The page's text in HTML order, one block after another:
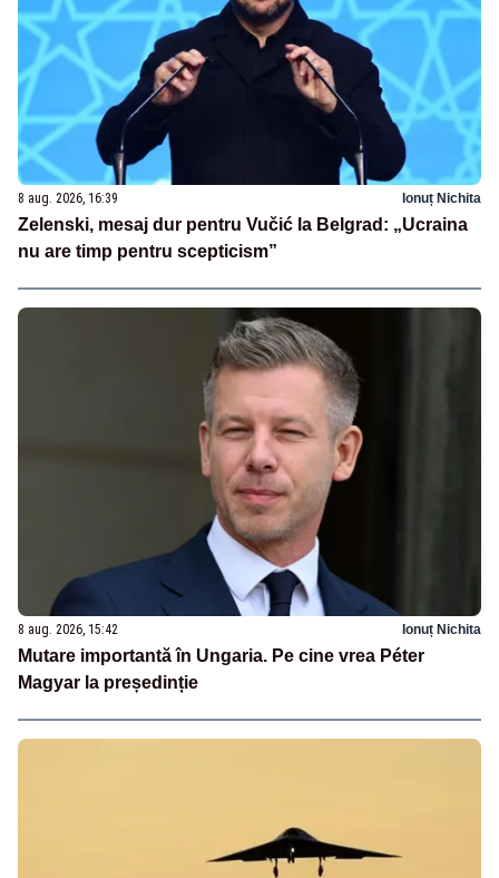
8 aug. 2026, 16:39 Ionuț Nichita
Zelenski, mesaj dur pentru Vučić la Belgrad: „Ucraina
nu are timp pentru scepticism”
8 aug. 2026, 15:42 Ionuț Nichita
Mutare importantă în Ungaria. Pe cine vrea Péter
Magyar la președinție